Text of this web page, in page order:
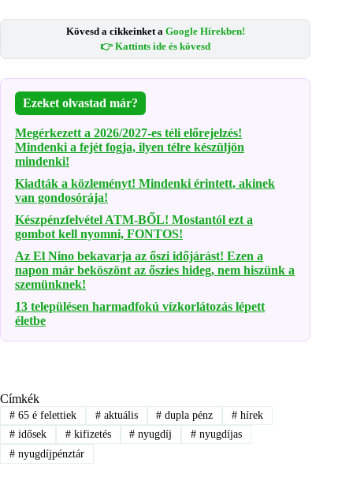
Kövesd a cikkeinket a Google Hírekben!
👉 Kattints ide és kövesd
Ezeket olvastad már?
Megérkezett a 2026/2027-es téli előrejelzés!
Mindenki a fejét fogja, ilyen télre készüljön
mindenki!
Kiadták a közleményt! Mindenki érintett, akinek
van gondosórája!
Készpénzfelvétel ATM-BŐL! Mostantól ezt a
gombot kell nyomni, FONTOS!
Az El Nino bekavarja az őszi időjárást! Ezen a
napon már beköszönt az őszies hideg, nem hiszünk a
szemünknek!
13 településen harmadfokú vízkorlátozás lépett
életbe
Címkék
#65 é felettiek #aktuális # dupla pénz # hírek
#idősek #kifizetés # nyugdíj # nyugdíjas
#nyugdíjpénztár